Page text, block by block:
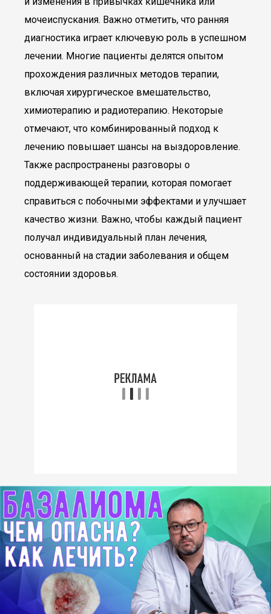
мочеиспускания. Важно отметить, что ранняя
диагностика играет ключевую роль в успешном
лечении. Многие пациенты делятся опытом
прохождения различных методов терапии,
включая хирургическое вмешательство,
химиотерапию и радиотерапию. Некоторые
отмечают, что комбинированный подход к
лечению повышает шансы на выздоровление.
Также распространены разговоры о
поддерживающей терапии, которая помогает
справиться с побочными эффектами и улучшает
качество жизни. Важно, чтобы каждый пациент
получал индивидуальный план лечения,
основанный на стадии заболевания и общем
состоянии здоровья.